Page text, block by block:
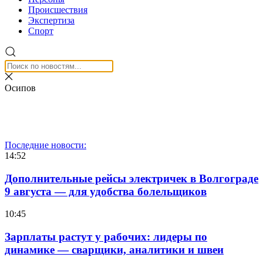
Происшествия
Экспертиза
Спорт
Осипов
Последние новости:
14:52
Дополнительные рейсы электричек в Волгограде
9 августа — для удобства болельщиков
10:45
Зарплаты растут у рабочих: лидеры по
динамике — сварщики, аналитики и швеи